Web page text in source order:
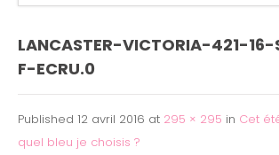
LANCASTER-VICTORIA-421-
F-ECRU.0
Published 12 avril 2016 at 295 × 295 in Cet
quel bleu je choisis ?